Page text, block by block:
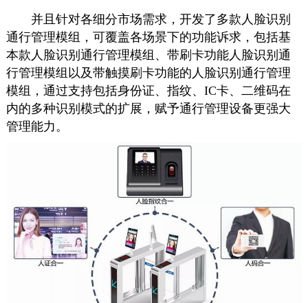
并且针对各细分市场需求，开发了多款人脸识别
通行管理模组，可覆盖各场景下的功能诉求，包括基
本款人脸识别通行管理模组、带刷卡功能人脸识别通
行管理模组以及带触摸刷卡功能的人脸识别通行管理
模组，通过支持包括身份证、指纹、IC卡、二维码在
内的多种识别模式的扩展，赋予通行管理设备更强大
管理能力。